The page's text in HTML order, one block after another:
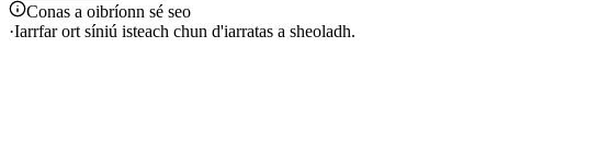
Conas a oibríonn sé seo
·Iarrfar ort síniú isteach chun d'iarratas a sheoladh.